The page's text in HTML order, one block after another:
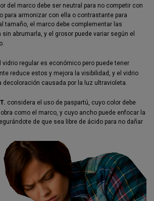
del marco debe ser neutral para no competir con
para armonizar con ella o contrastante para
tamaño, el marco debe complementar las
abrumarla, y el grosor puede variar según el
vidrio regular es económico pero puede tener
reduce estos y mejora la visibilidad, y el vidrio
decoloración causada por la luz ultravioleta.
considera el uso de paspartú, cuyo color debe
como el marco, y cuyo ancho puede enfocar la
de que sea libre de ácido para no dañar